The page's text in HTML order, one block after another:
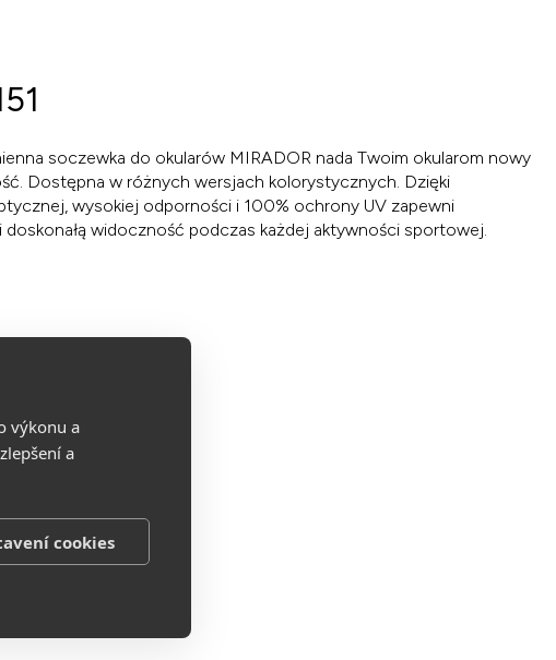
výkonu a
a
cookies
soczewka do okularów MIRADOR nada Twoim okularom nowy
Dostępna w różnych wersjach kolorystycznych. Dzięki
wysokiej odporności i 100% ochrony UV zapewni
doskonałą widoczność podczas każdej aktywności sportowej.